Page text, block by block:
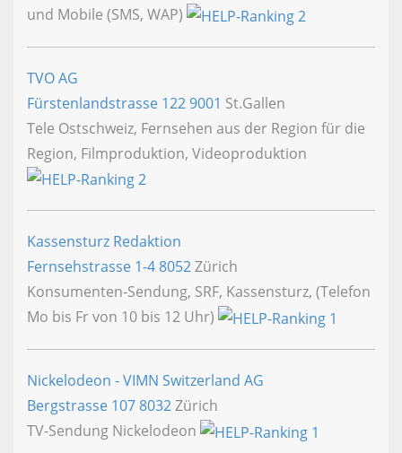
und Mobile (SMS, WAP)
TVO AG
Fürstenlandstrasse 122 9001 St.Gallen
Tele Ostschweiz, Fernsehen aus der Region für die
Region, Filmproduktion, Videoproduktion
Kassensturz Redaktion
Fernsehstrasse 1-48052Zürich
Konsumenten-Sendung, SRF, Kassensturz, (Telefon
Mo bis Fr von 10 bis 12 Uhr)
Nickelodeon - VIMN Switzerland AG
Bergstrasse 1078032Zürich
TV-Sendung Nickelodeon